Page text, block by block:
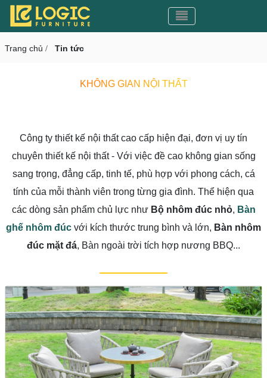
Toggle navigation
CMS v3.0 Toggle navigation
Trang chủ / Tin tức
KHÔNG GIAN NỘI THẤT
Công ty thiết kế nội thất cao cấp hiện đại, đơn vị uy tín
chuyên thiết kế nội thất - Với việc đề cao không gian sống
sang trọng, đẳng cấp, tinh tế, phù hợp với phong cách, cá
tính của mỗi thành viên trong từng gia đình. Thể hiện qua
các dòng sản phẩm chủ lực như Bộ nhôm đúc nhỏ, Bàn
ghế nhôm đúc với kích thước trung bình và lớn, Bàn nhôm
đúc mặt đá, Bàn ngoài trời tích hợp nương BBQ...